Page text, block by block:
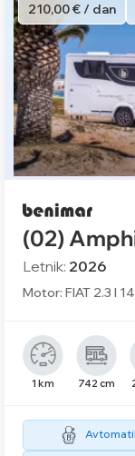
210,00 € / dan
(02)
Letnik: 2026
Motor: FIAT 2.3 l
1 km 742 cm